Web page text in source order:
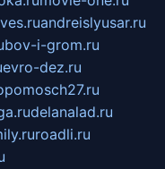
andreislyusar.ru
i-grom.ru
evro-dez.ru
delanalad.ru
roadli.ru